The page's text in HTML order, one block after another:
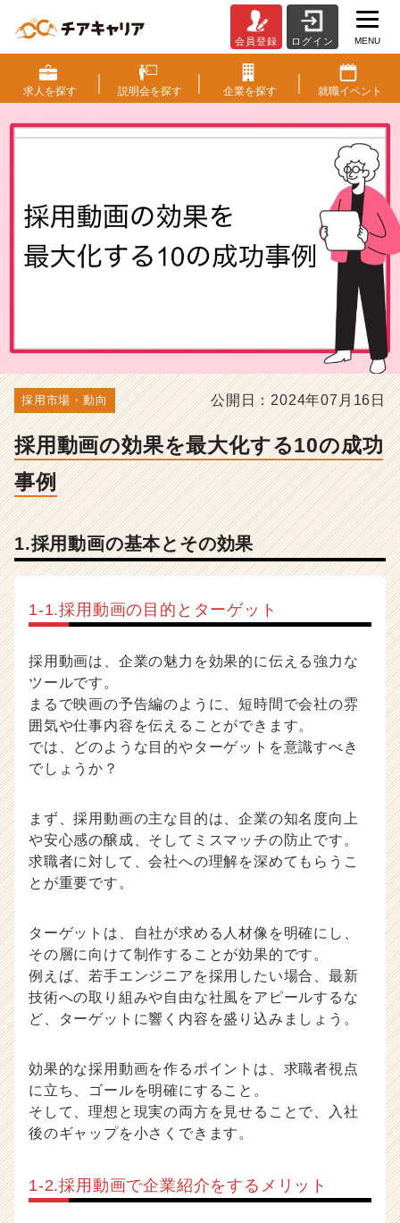
用
動
画
の
効
大
す
成
人
事・
当
者
向
採
用
ウ
ウ
記
事
チ
ャ
ー・
業
か
ら
ス
カ
ウ
が
届
く
就
活
イ
ト
会員登録 ログイン MENU
求人を探す 説明会を探す 企業を探す 就職イベント
採用市場・動向 公開日：2024年07月16日
採用動画の効果を最大化する10の成功
事例
1.採用動画の基本とその効果
1-1.採用動画の目的とターゲット
採用動画は、企業の魅力を効果的に伝える強力な
ツールです。
まるで映画の予告編のように、短時間で会社の雰
囲気や仕事内容を伝えることができます。
では、どのような目的やターゲットを意識すべき
でしょうか？
まず、採用動画の主な目的は、企業の知名度向上
や安心感の醸成、そしてミスマッチの防止です。
求職者に対して、会社への理解を深めてもらうこ
とが重要です。
ターゲットは、自社が求める人材像を明確にし、
その層に向けて制作することが効果的です。
例えば、若手エンジニアを採用したい場合、最新
技術への取り組みや自由な社風をアピールするな
ど、ターゲットに響く内容を盛り込みましょう。
効果的な採用動画を作るポイントは、求職者視点
に立ち、ゴールを明確にすること。
そして、理想と現実の両方を見せることで、入社
後のギャップを小さくできます。
1-2.採用動画で企業紹介をするメリット